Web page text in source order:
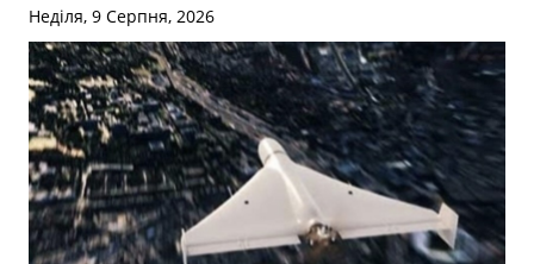
Неділя, 9 Серпня, 2026